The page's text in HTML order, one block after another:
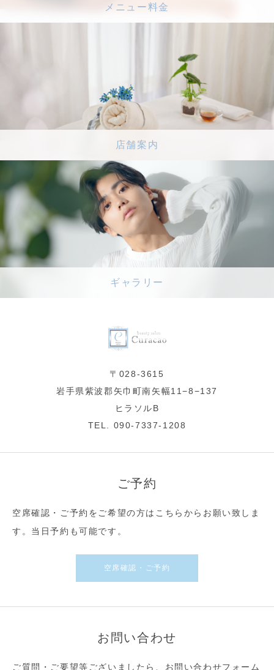
メニュー料金
店舗案内
ギャラリー
〒028-3615
岩手県紫波郡矢巾町南矢幅11−8−137
ヒラソルB
TEL. 090-7337-1208
ご予約
空席確認・ご予約をご希望の方はこちらからお願い致しま
す。当日予約も可能です。
空席確認・ご予約
お問い合わせ
ご質問・ご要望等ございましたら、お問い合わせフォーム